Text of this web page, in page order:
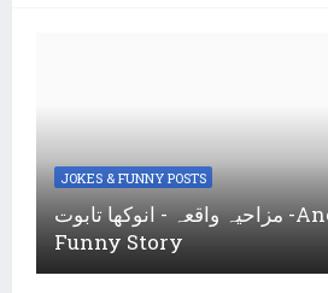
JOKES & FUNNY POSTS
مزاحیہ واقعہ - انوکھا تابوت -Anokha Taboot -
Funny Story